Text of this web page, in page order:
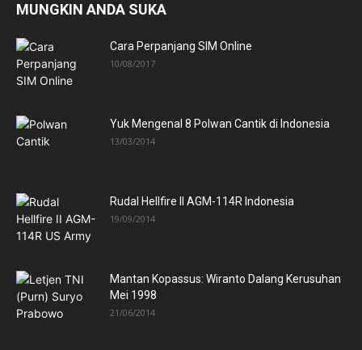
MUNGKIN ANDA SUKA
Cara Perpanjang SIM Online
10/08/2017
Yuk Mengenal 8 Polwan Cantik di Indonesia
13/03/2014
Rudal Hellfire II AGM-114R Indonesia
19/09/2014
Mantan Kopassus: Wiranto Dalang Kerusuhan
Mei 1998
21/06/2014